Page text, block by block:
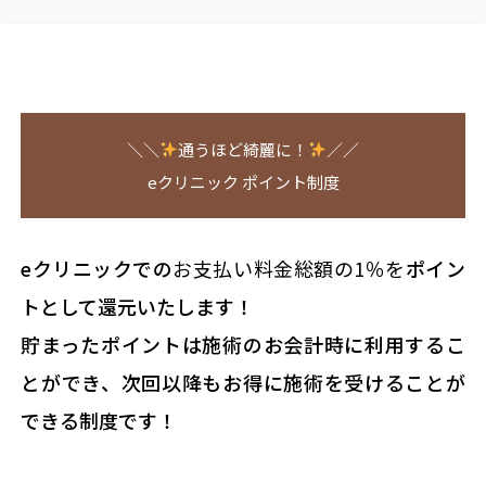
＼＼ 通うほど綺麗に！
／／
eクリニック ポイント制度
eクリニックでのお支払い料金総額の1％をポイン
トとして還元いたします！
貯まったポイントは施術のお会計時に利用するこ
とができ、次回以降もお得に施術を受けることが
できる制度です！